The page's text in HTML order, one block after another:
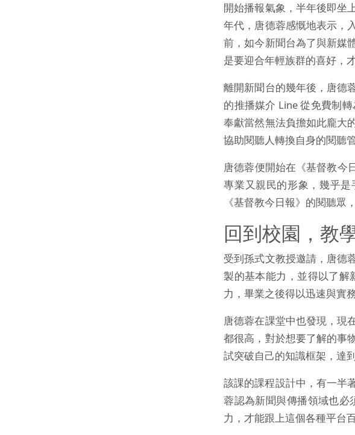
開始播報氣象，半年後即坐
年代，唐德蓉感慨地表示，
前，如今新聞台為了與新媒
是要迎合年輕族群的喜好，
離開新聞台的幾年後，唐德
的推播媒介 Line 從免費制
奉獻當然無法負擔如此龐大
協助閱聽人轉換自身的閱聽管
唐德蓉便開始在《基督教今
專業又親民的形象，幾乎
《基督教今日報》的閱聽眾
回到校園，教
受到孫式文教授邀請，唐德
製的基本能力，並得以了
力，畢業之後得以迅速與實務
唐德蓉在課堂中也發現，現
都很高，對於想要了解的事
試突破自己的知識框架，達
該課的課程設計中，有一半
蓉認為新聞與傳播領域也
力，才能跟上這個各種平台